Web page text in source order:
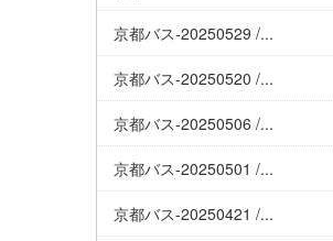
京都バス-20250529 /...
京都バス-20250520 /...
京都バス-20250506 /...
京都バス-20250501 /...
京都バス-20250421 /...